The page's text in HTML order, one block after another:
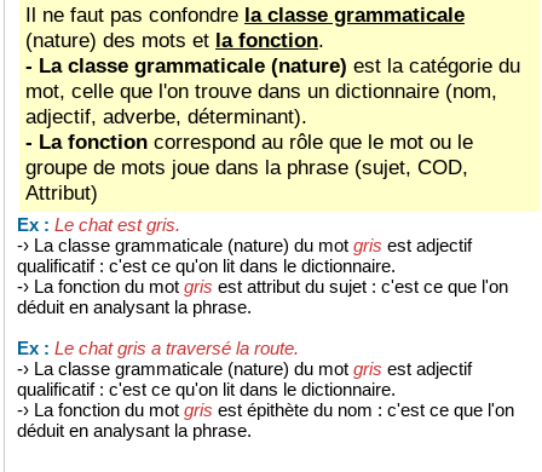
Il ne faut pas confondre la classe grammaticale
(nature) des mots et la fonction.
- La classe grammaticale (nature) est la catégorie du
mot, celle que l'on trouve dans un dictionnaire (nom,
adjectif, adverbe, déterminant).
- La fonction correspond au rôle que le mot ou le
groupe de mots joue dans la phrase (sujet, COD,
Attribut)
Ex : Le chat est gris.
-› La classe grammaticale (nature) du mot gris est adjectif
qualificatif : c'est ce qu'on lit dans le dictionnaire.
-› La fonction du mot gris est attribut du sujet : c'est ce que l'on
déduit en analysant la phrase.
Ex : Le chat gris a traversé la route.
-› La classe grammaticale (nature) du mot gris est adjectif
qualificatif : c'est ce qu'on lit dans le dictionnaire.
-› La fonction du mot gris est épithète du nom : c'est ce que l'on
déduit en analysant la phrase.